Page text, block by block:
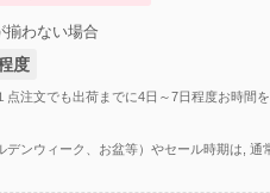
わない場合
度
注文でも出荷までに4日～7日程度お時間
ンウィーク、お盆等）やセール時期は, 通